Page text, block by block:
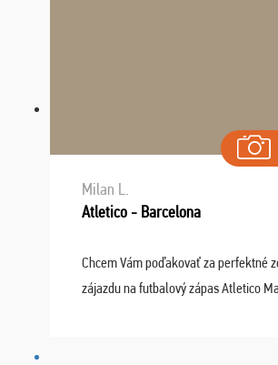
Milan L.
Atletico - Barcelona
Chcem Vám poďakovať za perfektné
zájazdu na futbalový zápas Atletico